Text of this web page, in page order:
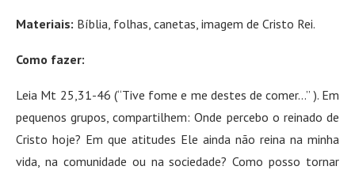
Materiais: Bíblia, folhas, canetas, imagem de Cristo Rei.
Como fazer:
Leia Mt 25,31-46 (“Tive fome e me destes de comer…” ). Em
pequenos grupos, compartilhem: Onde percebo o reinado de
Cristo hoje? Em que atitudes Ele ainda não reina na minha
vida, na comunidade ou na sociedade? Como posso tornar